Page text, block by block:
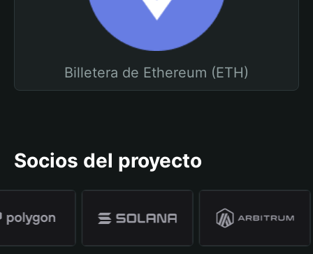
Billetera de Ethereum (ETH)
Socios del proyecto